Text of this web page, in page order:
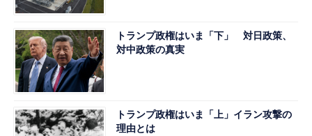
トランプ政権はいま「下」 対日政策、
対中政策の真実
トランプ政権はいま「上」イラン攻撃の
理由とは